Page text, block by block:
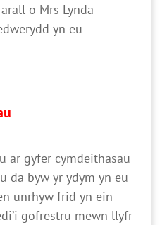
o Mrs Lynda
yn eu
ar gyfer cymdeithasau
da byw yr ydym yn eu
unrhyw frid yn ein
gofrestru mewn llyfr